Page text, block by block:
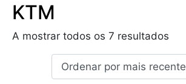
KTM
A mostrar todos os 7 resultados